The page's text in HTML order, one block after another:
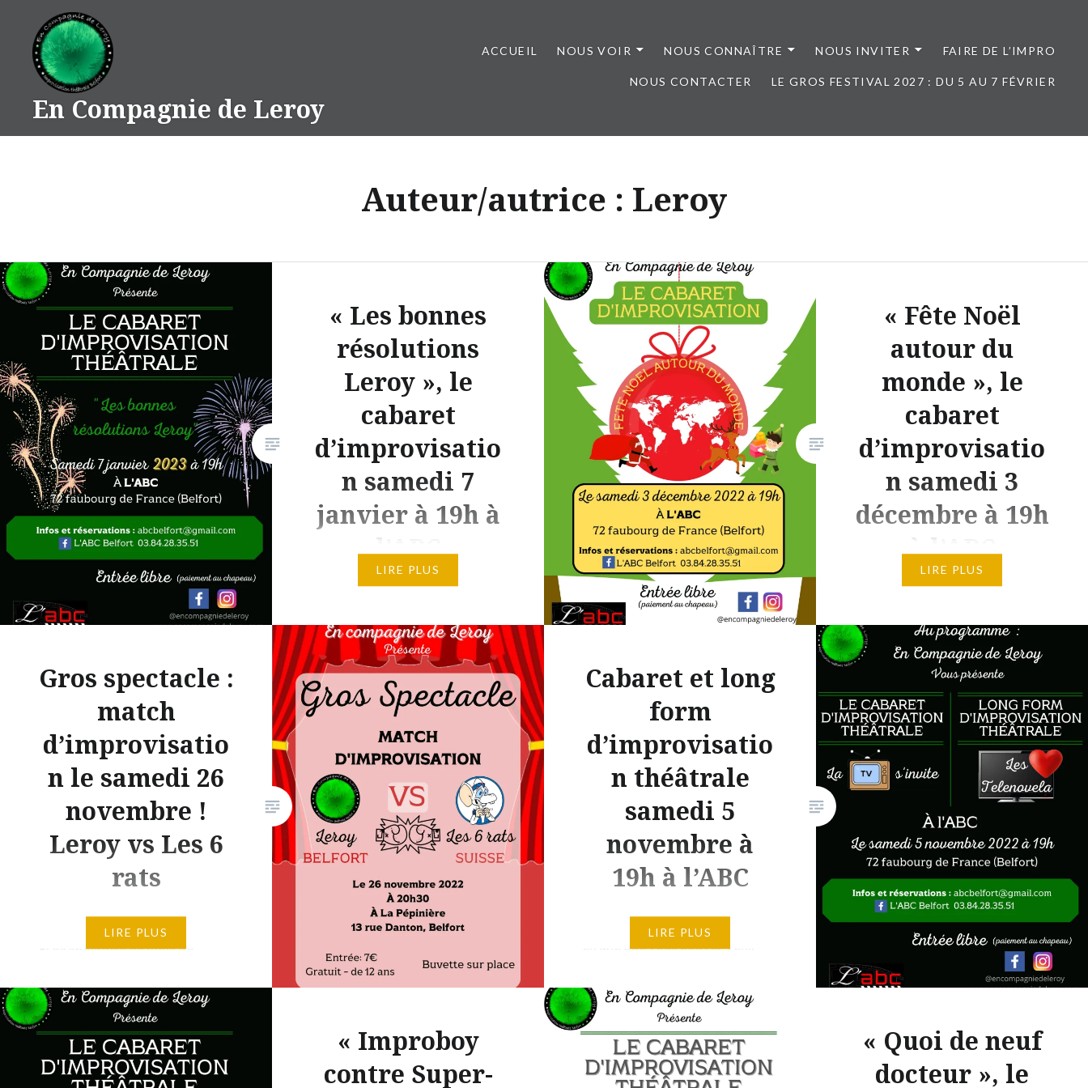
contenu
principal
En Compagnie de Leroy
ACCUEIL NOUS VOIR NOUS CONNAÎTRE NOUS INVITER FAIRE DE L’IMPRO
NOUS CONTACTER LE GROS FESTIVAL 2027 : DU 5 AU 7 FÉVRIER
Auteur/autrice : Leroy
« Les bonnes
résolutions
Leroy », le
cabaret
d’improvisatio
n samedi 7
janvier à 19h à
l’ABC
Comme tous les ans, vous avez
interminable de bonnes
résolutions, très créatives,
sérieuses, éthiques et
ambitieuses, que vous ne
tiendrez pas, comme tous les
ans. Il en est de même pour
nous, membres d’En Compagnie
de Leroy. Pour savoir lesquelles
et rigoler un coup, venez nous
voir dans notre premier
LIRE PLUS
« Fête Noël
autour du
monde », le
cabaret
d’improvisatio
n samedi 3
décembre à 19h
à l’ABC
Vous en avez marre d’entendre
sujets, comme par exemple le
foot ? Venez alors voir notre
spectacle cabaret « Fête Noël
autour du monde » ! En
Compagnie de Leroy a plus
d’une impro dans son traîneau
et plus d’un tour dans sa hotte…
D’ailleurs, il y aura peut-être…
peut-être… une comédie
romantique…
LIRE PLUS
Partager :
X Facebook
Gros spectacle :
match
d’improvisatio
n le samedi 26
novembre !
Leroy vs Les 6
rats
Attention attention, pour notre
gros spectacle du mois de
d’improvisation que nous vous
proposons ! Du dynamisme, du
suspense et des idées folles
sont prévus pour ce moment
LIRE PLUS
Cabaret et long
form
d’improvisatio
n théâtrale
samedi 5
novembre à
19h à l’ABC
Cette fois, ce sont deux soirées
en une que vous pouvez venir
novembre à 19h. « La TV
s’invite » au cabaret
d’improvisation théâtrale, avant
de laisser place aux
LIRE PLUS
« Improboy
contre Super-
« Quoi de neuf
docteur », le